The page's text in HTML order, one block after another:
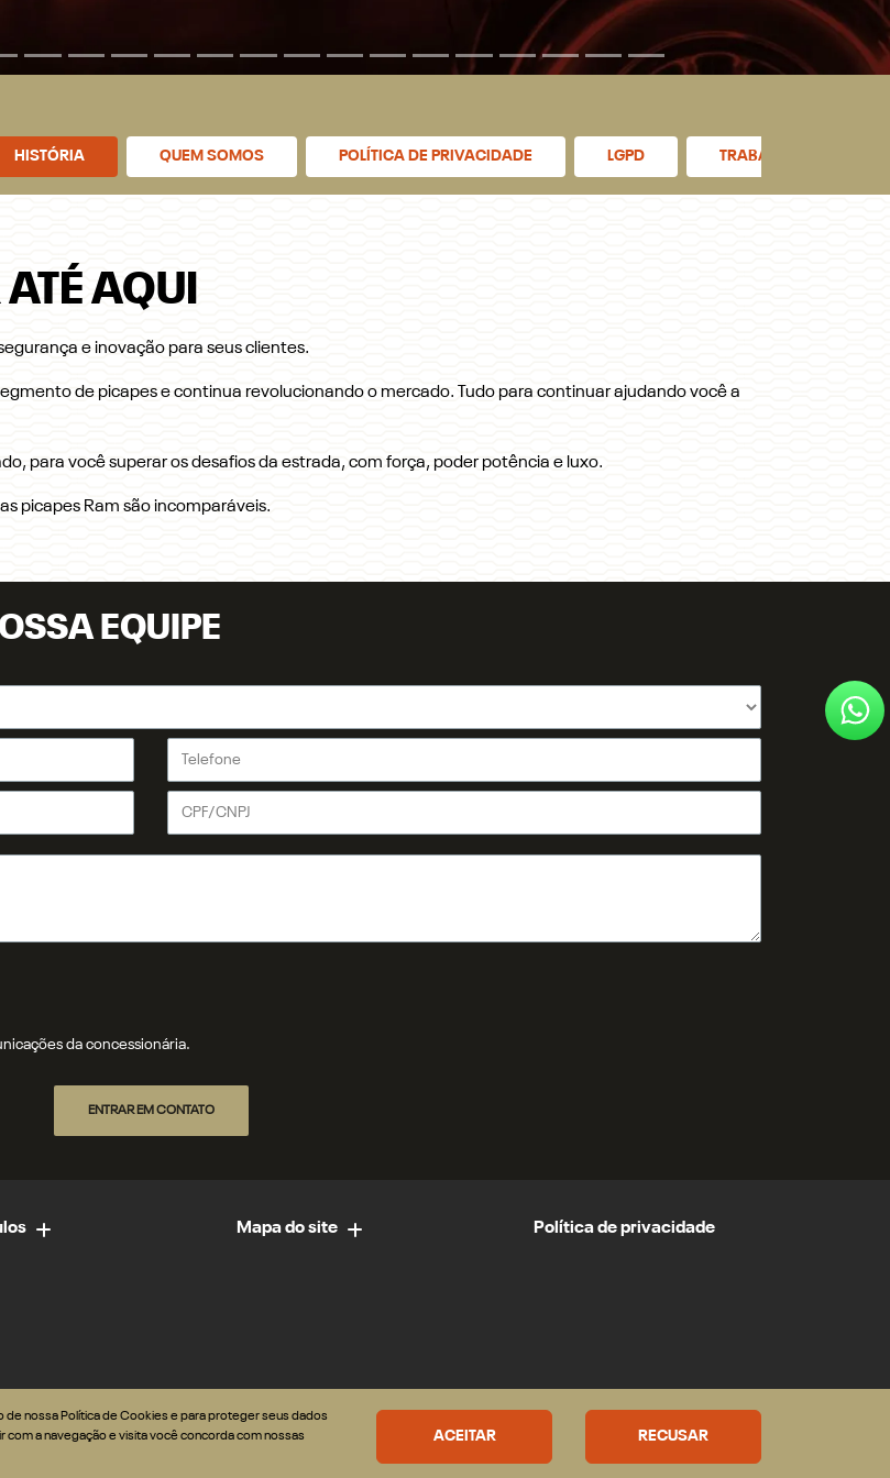
HISTÓRIA QUEM SOMOS POLÍTICA DE PRIVACIDADE LGPD TRABALHE CONOSCO
AQUI
e inovação para seus clientes.
de picapes e continua revolucionando o mercado. Tudo para continuar ajudando você a
para você superar os desafios da estrada, com força, poder potência e luxo.
picapes Ram são incomparáveis.
EQUIPE
da concessionária.
ENTRAR EM CONTATO
Mapa do site Política de privacidade
de nossa Política de Cookies e para proteger seus dados
com a navegação e visita você concorda com nossas
ACEITAR RECUSAR